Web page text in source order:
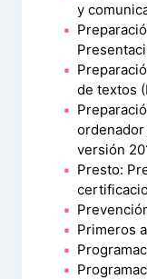
y
de textos
ordenador
versión
Presto:
Primeros